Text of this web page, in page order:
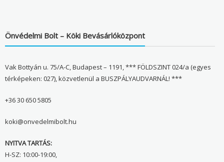
Önvédelmi Bolt – Köki Bevásárlóközpont
Vak Bottyán u. 75/A-C, Budapest – 1191, *** FÖLDSZINT 024/a (egyes
térképeken: 027), közvetlenül a BUSZPÁLYAUDVARNÁL! ***
+36 30 650 5805
koki@onvedelmibolt.hu
NYITVA TARTÁS:
H-SZ: 10:00-19:00,